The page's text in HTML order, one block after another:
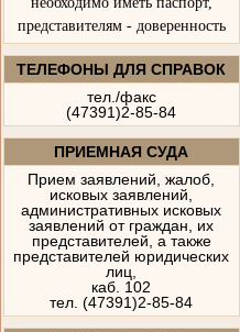
представителям - доверенность
ТЕЛЕФОНЫ ДЛЯ СПРАВОК
тел./факс
(47391)2-85-84
ПРИЕМНАЯ СУДА
Прием заявлений, жалоб,
исковых заявлений,
административных исковых
заявлений от граждан, их
представителей, а также
представителей юридических
лиц,
каб. 102
тел. (47391)2-85-84